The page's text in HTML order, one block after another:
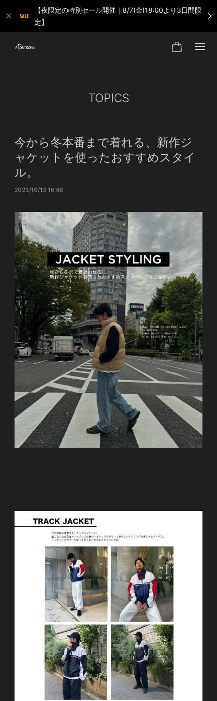
【夜限定の特別セール開催｜8/7(金)18:00より3日間限
定】
TOPICS
今から冬本番まで着れる、新作ジ
ャケットを使ったおすすめスタイ
ル。
2023/10/13 16:48